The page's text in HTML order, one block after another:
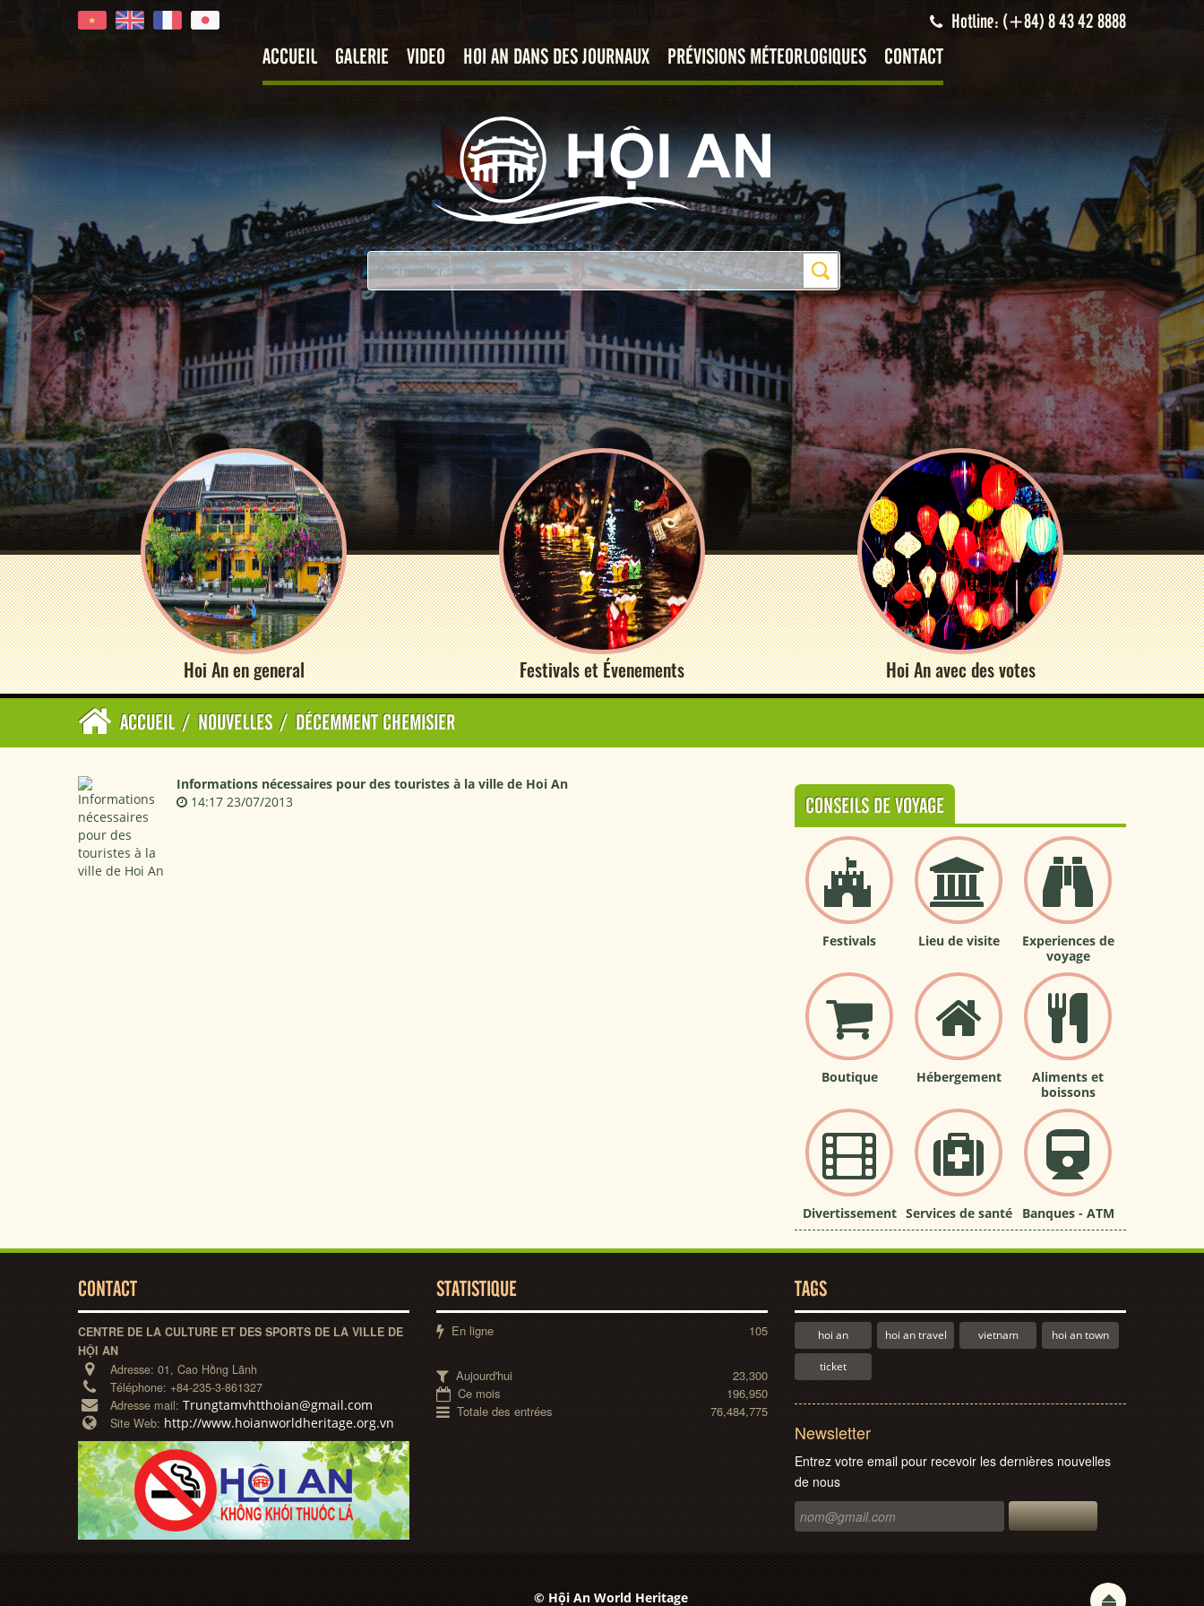
Hotline: (+84) 8 43 42 8888
ACCUEIL GALERIE VIDEO HOI AN DANS DES JOURNAUX PRÉVISIONS MÉTEORLOGIQUES CONTACT
Hoi An en general Festivals et Évenements Hoi An avec des votes
ACCUEIL / NOUVELLES / DÉCEMMENT CHEMISIER
Informations nécessaires pour des touristes à la ville de Hoi An
14:17 23/07/2013
CONSEILS DE VOYAGE
Festivals Lieu de visite
Experiences de
voyage
Boutique Hébergement
Aliments et
boissons
Divertissement Services de santé Banques - ATM
CONTACT
CENTRE DE LA CULTURE ET DES SPORTS DE LA VILLE DE
HỘI AN
Adresse: 01, Cao Hồng Lãnh
Téléphone: +84-235-3-861327
Adresse mail: Trungtamvhtthoian@gmail.com
Site Web: http://www.hoianworldheritage.org.vn
STATISTIQUE
En ligne 105
Aujourd'hui
23,300
Ce mois
196,950
Totale des entrées
76,484,775
TAGS
hoi an hoi an travel vietnam hoi an town
ticket
Newsletter
Entrez votre email pour recevoir les dernières nouvelles
de nous
© Hội An World Heritage